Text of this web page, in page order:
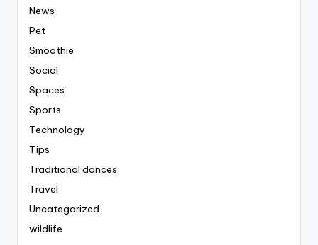
News
Pet
Smoothie
Social
Spaces
Sports
Technology
Tips
Traditional dances
Travel
Uncategorized
wildlife